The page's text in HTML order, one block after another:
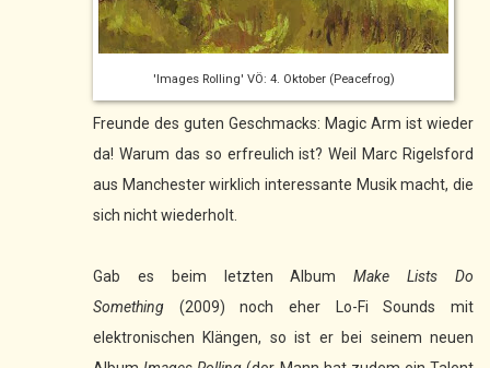
'Images Rolling' VÖ: 4. Oktober (Peacefrog)
Freunde des guten Geschmacks: Magic Arm ist wieder
da! Warum das so erfreulich ist? Weil Marc Rigelsford
aus Manchester wirklich interessante Musik macht, die
sich nicht wiederholt.
Gab es beim letzten AlbumMake Lists Do
Something (2009) noch eher Lo-Fi Sounds mit
elektronischen Klängen, so ist er bei seinem neuen